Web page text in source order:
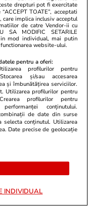
17 iul.
20 iul.
drepturi pot fi exercitate
TOATE”, acceptati
implica inclusiv acceptul
de catre Vendor-ii cu
SA MODIFIC SETARILE
mod individual, mai putin
website-ului.
pentru a oferi:
profilurilor pentru
și/sau accesarea
și îmbunătățirea serviciilor.
Utilizarea profilurilor pentru
profilurilor pentru
conținutului.
de date din surse
conținutul. Utilizarea
Date precise de geolocație
INDIVIDUAL